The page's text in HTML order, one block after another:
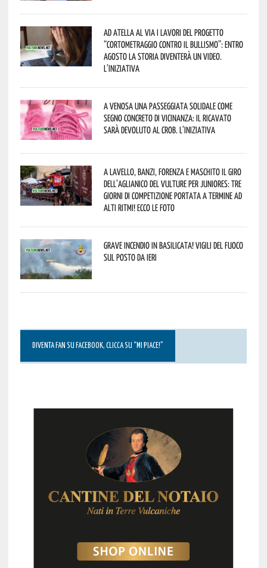
Ad Atella al via i lavori del progetto
“Cortometraggio contro il bullismo”: entro
agosto la storia diventerà un video.
L’iniziativa
A Venosa una passeggiata solidale come
segno concreto di vicinanza: il ricavato
sarà devoluto al CROB. L’iniziativa
A Lavello, Banzi, Forenza e Maschito il Giro
dell’Aglianico del Vulture per juniores: tre
giorni di competizione portata a termine ad
alti ritmi! Ecco le foto
Grave incendio in Basilicata! Vigili del fuoco
sul posto da ieri
DIVENTA FAN SU FACEBOOK, CLICCA SU “MI PIACE!”